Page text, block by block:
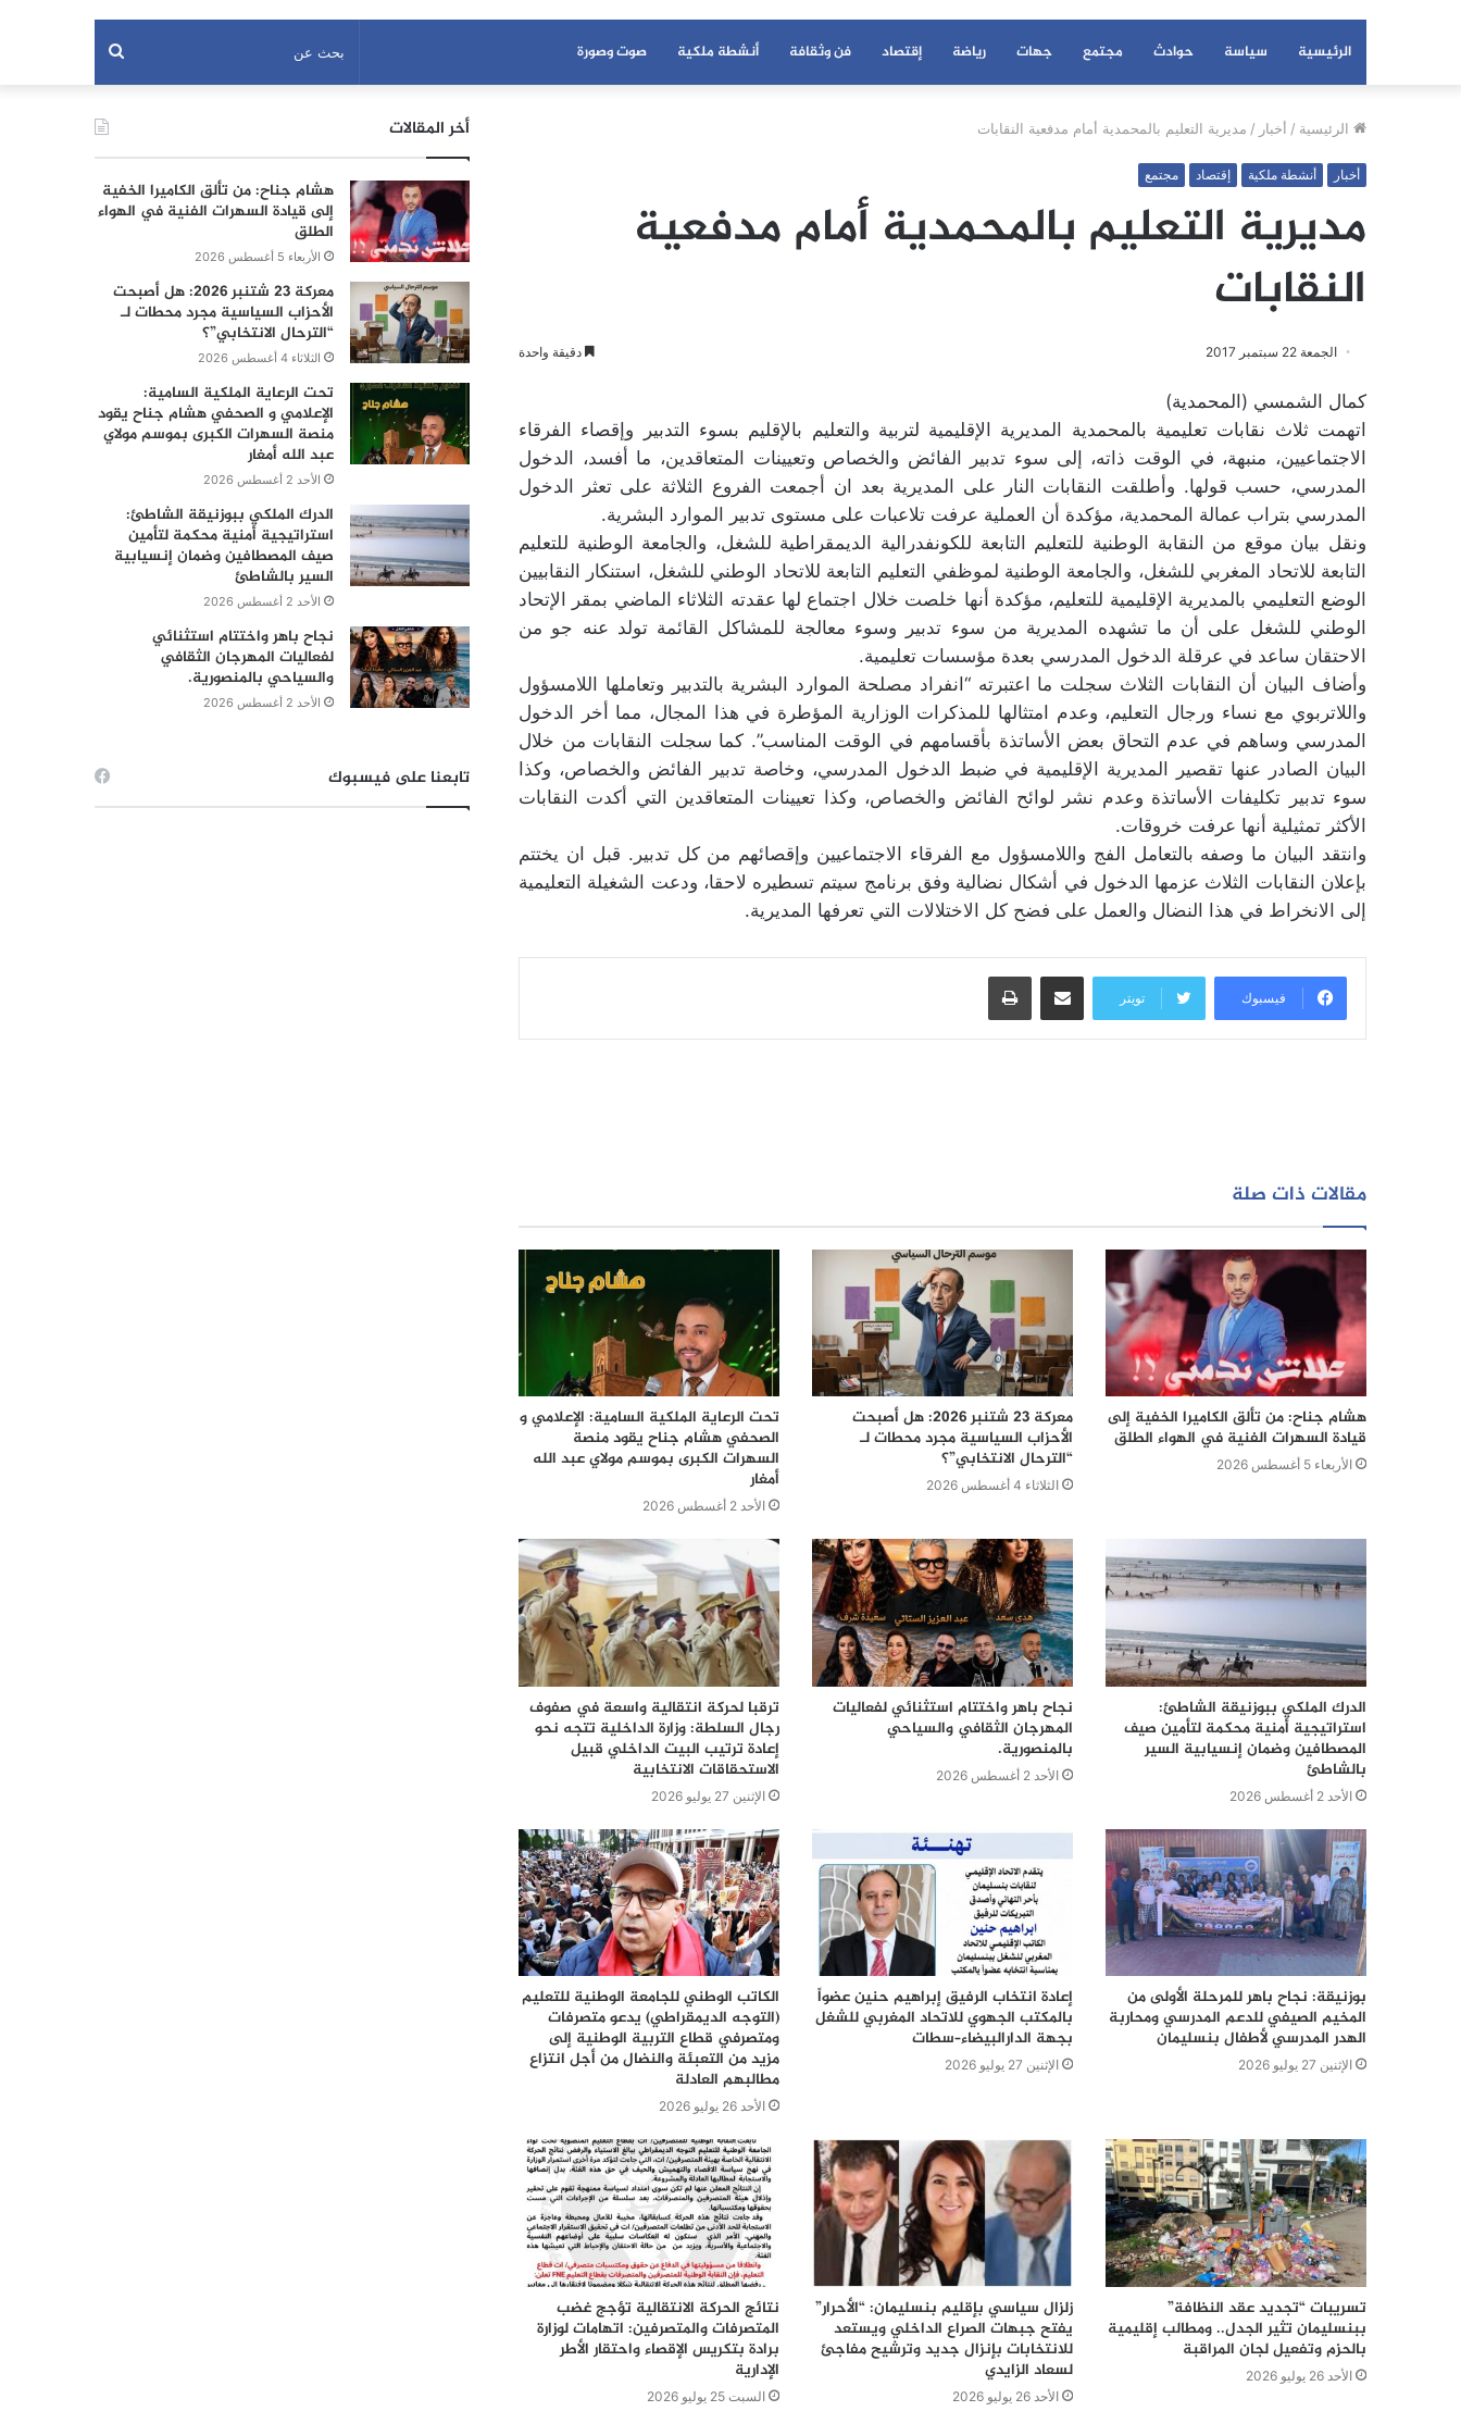
الرئيسية سياسة حوادث مجتمع جهات رياضة إقتصاد فن وثقافة أنشطة ملكية صوت وصورة بحث
عن
الرئيسية / أخبار / مديرية التعليم بالمحمدية أمام مدفعية النقابات
أخبار أنشطة ملكية إقتصاد مجتمع
مديرية التعليم بالمحمدية أمام مدفعية
النقابات
الجمعة 22 سبتمبر 2017 دقيقة واحدة
كمال الشمسي (المحمدية)
اتهمت ثلاث نقابات تعليمية بالمحمدية المديرية الإقليمية لتربية والتعليم بالإقليم بسوء التدبير وإقصاء الفرقاء
الاجتماعيين، منبهة، في الوقت ذاته، إلى سوء تدبير الفائض والخصاص وتعيينات المتعاقدين، ما أفسد، الدخول
المدرسي، حسب قولها. وأطلقت النقابات النار على المديرية بعد ان أجمعت الفروع الثلاثة على تعثر الدخول
المدرسي بتراب عمالة المحمدية، مؤكدة أن العملية عرفت تلاعبات على مستوى تدبير الموارد البشرية.
ونقل بيان موقع من النقابة الوطنية للتعليم التابعة للكونفدرالية الديمقراطية للشغل، والجامعة الوطنية للتعليم
التابعة للاتحاد المغربي للشغل، والجامعة الوطنية لموظفي التعليم التابعة للاتحاد الوطني للشغل، استنكار النقابيين
الوضع التعليمي بالمديرية الإقليمية للتعليم، مؤكدة أنها خلصت خلال اجتماع لها عقدته الثلاثاء الماضي بمقر الإتحاد
الوطني للشغل على أن ما تشهده المديرية من سوء تدبير وسوء معالجة للمشاكل القائمة تولد عنه جو من
الاحتقان ساعد في عرقلة الدخول المدرسي بعدة مؤسسات تعليمية.
وأضاف البيان أن النقابات الثلاث سجلت ما اعتبرته “انفراد مصلحة الموارد البشرية بالتدبير وتعاملها اللامسؤول
واللاتربوي مع نساء ورجال التعليم، وعدم امتثالها للمذكرات الوزارية المؤطرة في هذا المجال، مما أخر الدخول
المدرسي وساهم في عدم التحاق بعض الأساتذة بأقسامهم في الوقت المناسب”. كما سجلت النقابات من خلال
البيان الصادر عنها تقصير المديرية الإقليمية في ضبط الدخول المدرسي، وخاصة تدبير الفائض والخصاص، وكذا
سوء تدبير تكليفات الأساتذة وعدم نشر لوائح الفائض والخصاص، وكذا تعيينات المتعاقدين التي أكدت النقابات
الأكثر تمثيلية أنها عرفت خروقات.
وانتقد البيان ما وصفه بالتعامل الفج واللامسؤول مع الفرقاء الاجتماعيين وإقصائهم من كل تدبير. قبل ان يختتم
بإعلان النقابات الثلاث عزمها الدخول في أشكال نضالية وفق برنامج سيتم تسطيره لاحقا، ودعت الشغيلة التعليمية
إلى الانخراط في هذا النضال والعمل على فضح كل الاختلالات التي تعرفها المديرية.
فيسبوك تويتر
مشاركة عبر البريد طباعة
مقالات ذات صلة
هشام جناح: من تألق الكاميرا الخفية إلى
قيادة السهرات الفنية في الهواء الطلق
الأربعاء 5 أغسطس 2026
معركة 23 شتنبر 2026: هل أصبحت
الأحزاب السياسية مجرد محطات لـ
“الترحال الانتخابي”؟
الثلاثاء 4 أغسطس 2026
تحت الرعاية الملكية السامية: الإعلامي و
الصحفي هشام جناح يقود منصة
السهرات الكبرى بموسم مولاي عبد الله
أمغار
الأحد 2 أغسطس 2026
الدرك الملكي ببوزنيقة الشاطئ:
استراتيجية أمنية محكمة لتأمين صيف
المصطافين وضمان إنسيابية السير
بالشاطئ
الأحد 2 أغسطس 2026
نجاح باهر واختتام استثنائي لفعاليات
المهرجان الثقافي والسياحي
بالمنصورية.
الأحد 2 أغسطس 2026
ترقبا لحركة انتقالية واسعة في صفوف
رجال السلطة: وزارة الداخلية تتجه نحو
إعادة ترتيب البيت الداخلي قبيل
الاستحقاقات الانتخابية
الإثنين 27 يوليو 2026
بوزنيقة: نجاح باهر للمرحلة الأولى من
المخيم الصيفي للدعم المدرسي ومحاربة
الهدر المدرسي لأطفال بنسليمان
الإثنين 27 يوليو 2026
إعادة انتخاب الرفيق إبراهيم حنين عضواً
بالمكتب الجهوي للاتحاد المغربي للشغل
بجهة الدارالبيضاء–سطات
الإثنين 27 يوليو 2026
الكاتب الوطني للجامعة الوطنية للتعليم
(التوجه الديمقراطي) يدعو متصرفات
ومتصرفي قطاع التربية الوطنية إلى
مزيد من التعبئة والنضال من أجل انتزاع
مطالبهم العادلة
الأحد 26 يوليو 2026
تسريبات “تجديد عقد النظافة”
ببنسليمان تثير الجدل.. ومطالب إقليمية
بالحزم وتفعيل لجان المراقبة
الأحد 26 يوليو 2026
زلزال سياسي بإقليم بنسليمان: “الأحرار”
يفتح جبهات الصراع الداخلي ويستعد
للانتخابات بإنزال جديد وترشيح مفاجئ
لسعاد الزايدي
الأحد 26 يوليو 2026
نتائج الحركة الانتقالية تؤجج غضب
المتصرفات والمتصرفين: اتهامات لوزارة
برادة بتكريس الإقصاء واحتقار الأطر
الإدارية
السبت 25 يوليو 2026
أخر المقالات
هشام جناح: من تألق الكاميرا الخفية
إلى قيادة السهرات الفنية في الهواء
الطلق
الأربعاء 5 أغسطس 2026
معركة 23 شتنبر 2026: هل أصبحت
الأحزاب السياسية مجرد محطات لـ
“الترحال الانتخابي”؟
الثلاثاء 4 أغسطس 2026
تحت الرعاية الملكية السامية:
الإعلامي و الصحفي هشام جناح يقود
منصة السهرات الكبرى بموسم مولاي
عبد الله أمغار
الأحد 2 أغسطس 2026
الدرك الملكي ببوزنيقة الشاطئ:
استراتيجية أمنية محكمة لتأمين
صيف المصطافين وضمان إنسيابية
السير بالشاطئ
الأحد 2 أغسطس 2026
نجاح باهر واختتام استثنائي
لفعاليات المهرجان الثقافي
والسياحي بالمنصورية.
الأحد 2 أغسطس 2026
تابعنا على فيسبوك